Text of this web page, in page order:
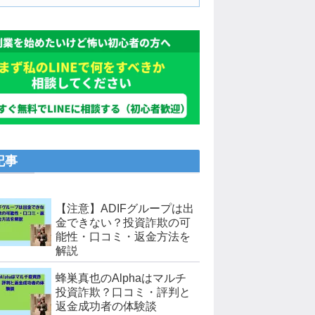
事
【注意】ADIFグループは出
金できない？投資詐欺の可
能性・口コミ・返金方法を
解説
蜂巣真也のAlphaはマルチ
投資詐欺？口コミ・評判と
返金成功者の体験談